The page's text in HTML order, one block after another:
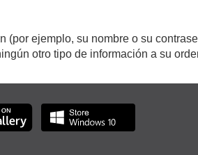
(por ejemplo, su nombre o su
otro tipo de información a su